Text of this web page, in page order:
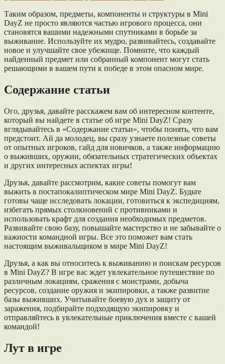
Таким образом, предметы, компоненты и структуры в Mini
DayZ не просто являются частью игрового процесса, они
становятся вашими надежными спутниками в борьбе за
выживание. Используйте их мудро, развивайтесь, создавайте
новое и улучшайте свое убежище. Помните, что каждый
найденный предмет или собранный компонент могут стать
решающими в вашем пути к победе в этом опасном мире.
Содержание статьи
Ого, друзья, давайте расскажем вам об интересном контенте,
который вы найдете в статье об игре Mini DayZ! Сразу
вглядывайтесь в «Содержание статьи», чтобы понять, что вам
предстоит. Ай да молодец, вы сразу узнаете полезные советы
от опытных игроков, гайд для новичков, а также информацию
о выживших, оружии, обязательных стратегических объектах
и других интересных аспектах игры!
Друзья, давайте рассмотрим, какие советы помогут вам
выжить в постапокалиптическом мире Mini DayZ. Будьте
готовы чаще исследовать локации, готовиться к экспедициям,
избегать прямых столкновений с противниками и
использовать крафт для создания необходимых предметов.
Развивайте свою базу, повышайте мастерство и не забывайте о
важности командной игры. Все это поможет вам стать
настоящим выживальщиком в мире Mini DayZ!
Друзья, а как вы относитесь к выживанию и поискам ресурсов
в Mini DayZ? В игре вас ждет увлекательное путешествие по
различным локациям, сражения с монстрами, добыча
ресурсов, создание оружия и экипировки, а также развитие
базы выживших. Учитывайте боевую дух и защиту от
заражения, подбирайте подходящую экипировку и
отправляйтесь в увлекательные приключения вместе с вашей
командой!
Лут в игре